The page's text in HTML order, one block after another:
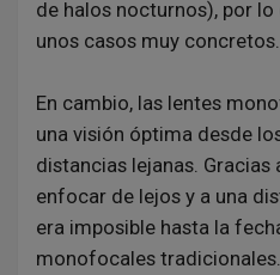
de halos nocturnos), por
unos casos muy
En cambio, las lentes
una visión óptima desde
distancias lejanas. Gracias
enfocar de lejos y a una
era imposible hasta la
monofocales